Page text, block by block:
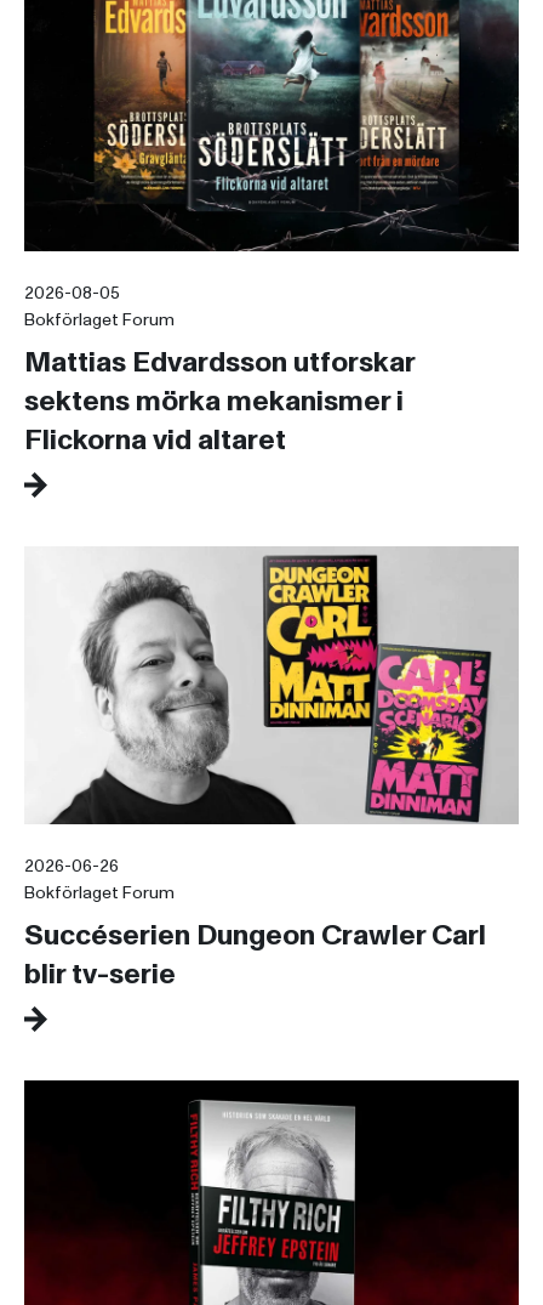
2026-08-05
Bokförlaget Forum
Mattias Edvardsson utforskar
sektens mörka mekanismer i
Flickorna vid altaret
2026-06-26
Bokförlaget Forum
Succéserien Dungeon Crawler Carl
blir tv-serie